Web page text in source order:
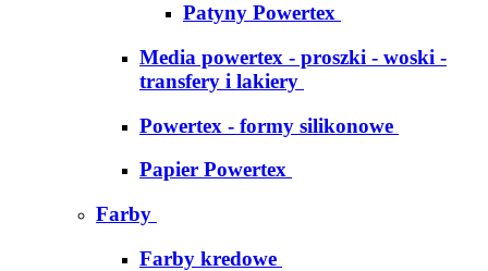
Patyny Powertex
Media powertex - proszki - woski -
transfery i lakiery
Powertex - formy silikonowe
Papier Powertex
Farby
Farby kredowe